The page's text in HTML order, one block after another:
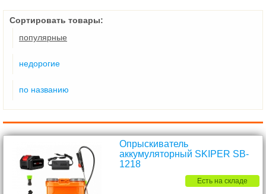
Сортировать товары:
популярные
недорогие
по названию
Опрыскиватель
аккумуляторный SKIPER SB-
1218
Есть на складе